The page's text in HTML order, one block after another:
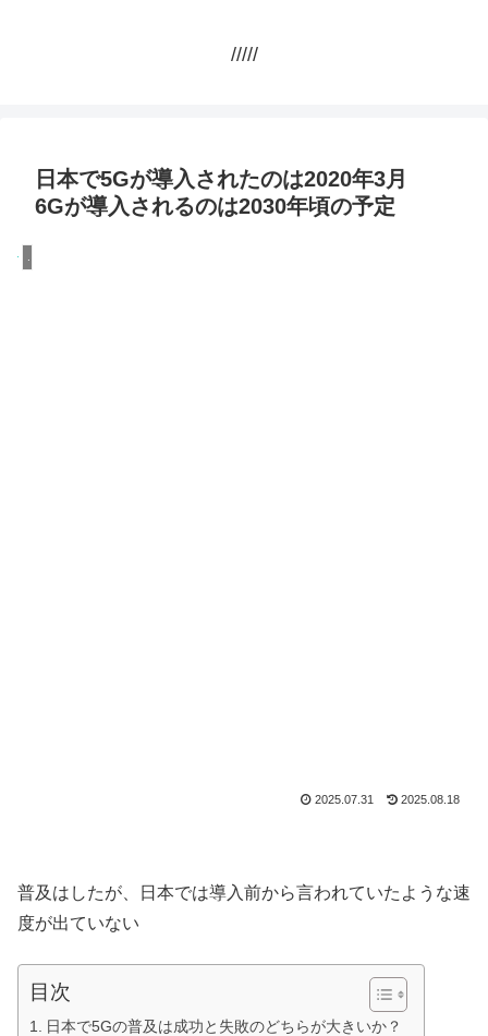
/////
日本で5Gが導入されたのは2020年3月
6Gが導入されるのは2030年頃の予定
.
2025.07.31 2025.08.18
普及はしたが、日本では導入前から言われていたような速
度が出ていない
目次
日本で5Gの普及は成功と失敗のどちらが大きいか？